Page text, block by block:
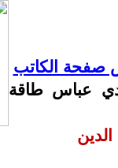
الكاتب
عباس طاقة